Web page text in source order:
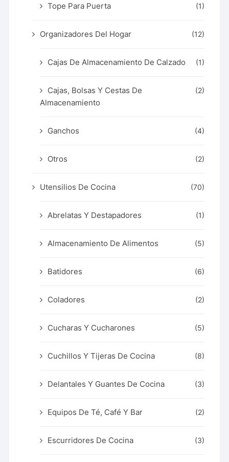
Tope Para Puerta (1)
Organizadores Del Hogar (12)
Cajas De Almacenamiento De Calzado (1)
Cajas, Bolsas Y Cestas De
Almacenamiento
(2)
Ganchos (4)
Otros (2)
Utensilios De Cocina (70)
Abrelatas Y Destapadores (1)
Almacenamiento De Alimentos (5)
Batidores (6)
Coladores (2)
Cucharas Y Cucharones (5)
Cuchillos Y Tijeras De Cocina (8)
Delantales Y Guantes De Cocina (3)
Equipos De Té, Café Y Bar (2)
Escurridores De Cocina (3)